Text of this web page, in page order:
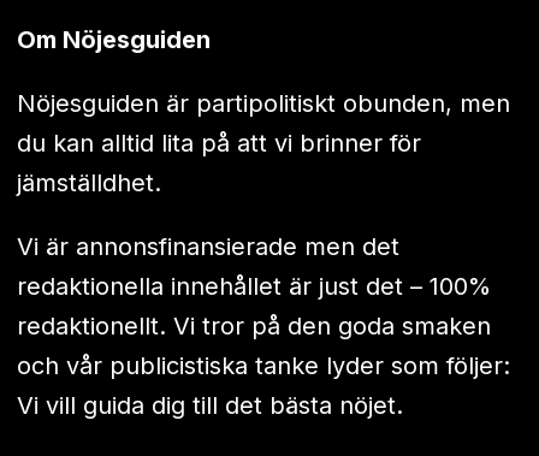
Om Nöjesguiden
Nöjesguiden är partipolitiskt obunden, men
du kan alltid lita på att vi brinner för
jämställdhet.
Vi är annonsfinansierade men det
redaktionella innehållet är just det – 100%
redaktionellt. Vi tror på den goda smaken
och vår publicistiska tanke lyder som följer:
Vi vill guida dig till det bästa nöjet.